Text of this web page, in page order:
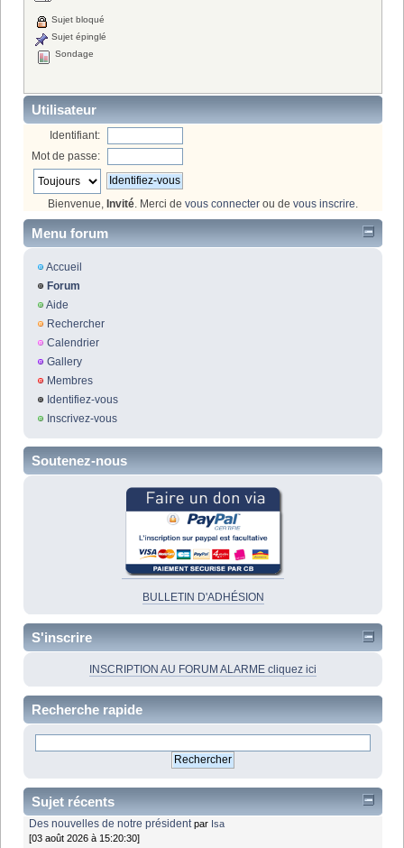
Sujet bloqué
Sujet épinglé
Sondage
Utilisateur
Identifiant:
Mot de passe:
Bienvenue, Invité. Merci de vous connecter ou de vous inscrire.
Menu forum
Accueil
Forum
Aide
Rechercher
Calendrier
Gallery
Membres
Identifiez-vous
Inscrivez-vous
Soutenez-nous
BULLETIN D'ADHÉSION
S'inscrire
INSCRIPTION AU FORUM ALARME cliquez ici
Recherche rapide
Sujet récents
Des nouvelles de notre président par Isa
[03 août 2026 à 15:20:30]